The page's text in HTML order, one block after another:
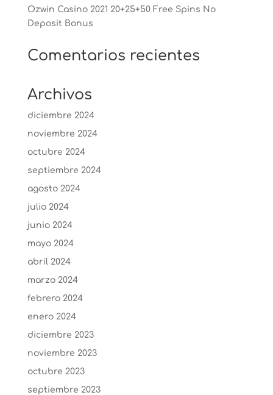
Ozwin Casino 2021 20+25+50 Free Spins No
Deposit Bonus
Comentarios recientes
Archivos
diciembre 2024
noviembre 2024
octubre 2024
septiembre 2024
agosto 2024
julio 2024
junio 2024
mayo 2024
abril 2024
marzo 2024
febrero 2024
enero 2024
diciembre 2023
noviembre 2023
octubre 2023
septiembre 2023